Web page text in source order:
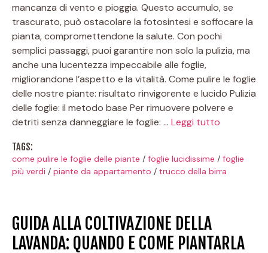
mancanza di vento e pioggia. Questo accumulo, se
trascurato, può ostacolare la fotosintesi e soffocare la
pianta, compromettendone la salute. Con pochi
semplici passaggi, puoi garantire non solo la pulizia, ma
anche una lucentezza impeccabile alle foglie,
migliorandone l’aspetto e la vitalità. Come pulire le foglie
delle nostre piante: risultato rinvigorente e lucido Pulizia
delle foglie: il metodo base Per rimuovere polvere e
detriti senza danneggiare le foglie: … Leggi tutto
TAGS:
come pulire le foglie delle piante / foglie lucidissime / foglie
più verdi / piante da appartamento / trucco della birra
GUIDA ALLA COLTIVAZIONE DELLA
LAVANDA: QUANDO E COME PIANTARLA